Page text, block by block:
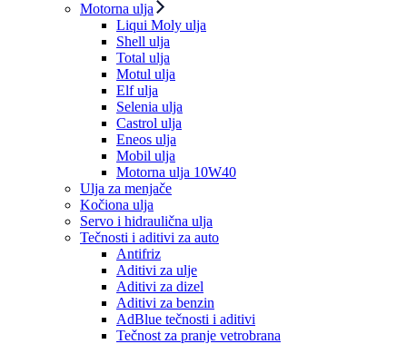
Motorna ulja
Liqui Moly ulja
Shell ulja
Total ulja
Motul ulja
Elf ulja
Selenia ulja
Castrol ulja
Eneos ulja
Mobil ulja
Motorna ulja 10W40
Ulja za menjače
Kočiona ulja
Servo i hidraulična ulja
Tečnosti i aditivi za auto
Antifriz
Aditivi za ulje
Aditivi za dizel
Aditivi za benzin
AdBlue tečnosti i aditivi
Tečnost za pranje vetrobrana